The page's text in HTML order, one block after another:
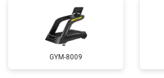
GYM-8009